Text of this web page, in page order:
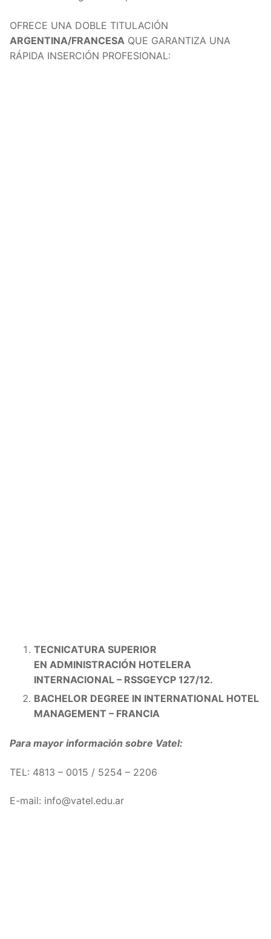
OFRECE UNA DOBLE TITULACIÓN
ARGENTINA/FRANCESA QUE GARANTIZA UNA
RÁPIDA INSERCIÓN PROFESIONAL:
TECNICATURA SUPERIOR
EN ADMINISTRACIÓN HOTELERA
INTERNACIONAL – RSSGEYCP 127/12.
BACHELOR DEGREE IN INTERNATIONAL HOTEL
MANAGEMENT – FRANCIA
Para mayor información sobre Vatel:
TEL: 4813 – 0015 / 5254 – 2206
E-mail: info@vatel.edu.ar